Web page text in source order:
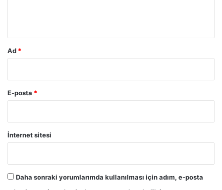
Ad *
E-posta *
İnternet sitesi
Daha sonraki yorumlarımda kullanılması için adım, e-posta